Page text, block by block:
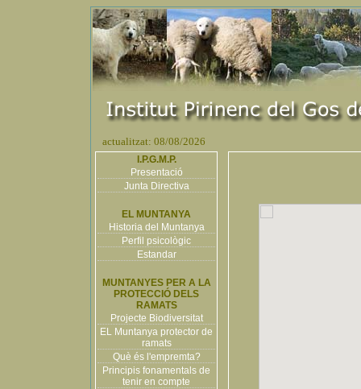
actualitzat: 08/08/2026
I.P.G.M.P.
Presentació
Junta Directiva
EL MUNTANYA
Historia del Muntanya
Perfil psicològic
Estandar
MUNTANYES PER A LA
PROTECCIÓ DELS
RAMATS
Projecte Biodiversitat
EL Muntanya protector de
ramats
Què és l'empremta?
Principis fonamentals de
tenir en compte